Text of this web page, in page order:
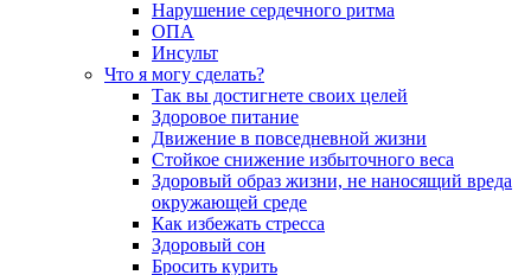
Нарушение сердечного ритма
ОПА
Инсульт
Что я могу сделать?
Так вы достигнете своих целей
Здоровое питание
Движение в повседневной жизни
Стойкое снижение избыточного веса
Здоровый образ жизни, не наносящий вреда
окружающей среде
Как избежать стресса
Здоровый сон
Бросить курить